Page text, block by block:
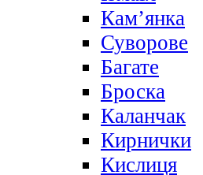
Кам’янка
Суворове
Багате
Броска
Каланчак
Кирнички
Кислиця